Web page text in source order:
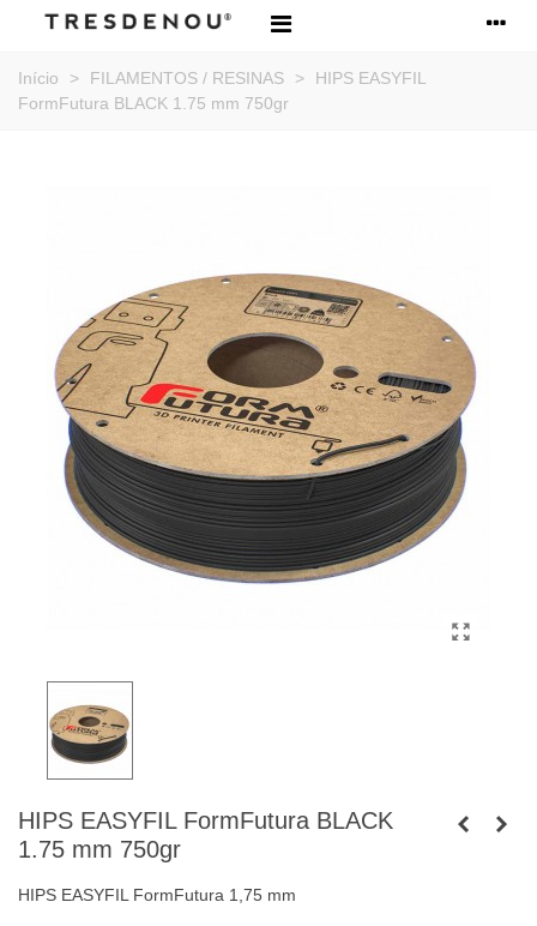
Início > FILAMENTOS / RESINAS >
HIPS EASYFIL
FormFutura BLACK 1.75 mm 750gr
HIPS EASYFIL FormFutura BLACK
1.75 mm 750gr
HIPS EASYFIL FormFutura 1,75 mm